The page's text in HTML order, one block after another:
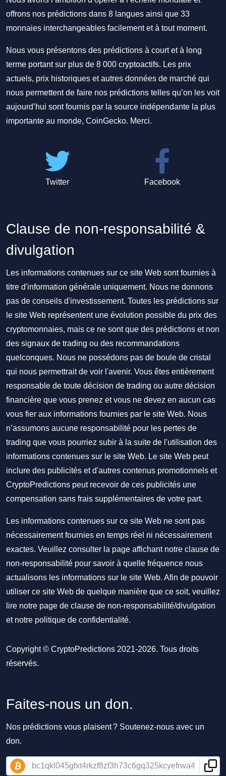
offrons nos prédictions dans 8 langues ainsi que 33
monnaies interchangeables facilement et à tout moment.
Nous vous présentons des prédictions à court et à long
terme portant sur plus de 8 000 cryptoactifs. Les prix
actuels, prix historiques et autres données de marché qui
nous permettent de faire nos prédictions telles qu’on les voit
aujourd’hui sont fournis par la source indépendante la plus
importante au monde, CoinGecko. Merci.
Twitter Facebook
Clause de non-responsabilité &
divulgation
Les informations contenues sur ce site Web sont fournies à
titre d'information générale uniquement. Nous ne donnons
pas de conseils d'investissement. Toutes les prédictions sur
le site Web représentent une évolution possible du prix des
cryptomonnaies, mais ce ne sont que des prédictions et non
des signaux de trading ou des recommandations
quelconques. Nous ne possédons pas de boule de cristal
qui nous permettrait de voir l'avenir. Vous êtes entièrement
responsable de toute décision de trading ou autre décision
financière que vous prenez et vous ne devez en aucun cas
vous fier aux informations fournies par le site Web. Nous
n’assumons aucune responsabilité pour les pertes de
trading que vous pourriez subir à la suite de l'utilisation des
informations contenues sur le site Web. Le site Web peut
inclure des publicités et d'autres contenus promotionnels et
CryptoPredictions peut recevoir de ces publicités une
compensation sans frais supplémentaires de votre part.
Les informations contenues sur ce site Web ne sont pas
nécessairement fournies en temps réel ni nécessairement
exactes. Veuillez consulter la page affichant notre clause de
non-responsabilité pour savoir à quelle fréquence nous
actualisons les informations sur le site Web. Afin de pouvoir
utiliser ce site Web de quelque manière que ce soit, veuillez
lire notre page de clause de non-responsabilité/divulgation
et notre politique de confidentialité.
Copyright © CryptoPredictions 2021-2026. Tous droits
réservés.
Faites-nous un don.
Nos prédictions vous plaisent ? Soutenez-nous avec un
don.